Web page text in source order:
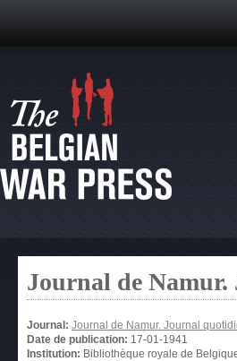
Journal de
Journal: Journal de Namur. Journal
Date de publication: 17-01-1941
Institution: Bibliothèque royale de